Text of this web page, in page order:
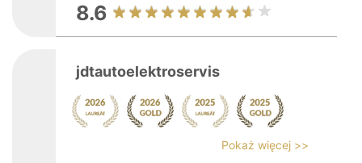
8.6
jdtautoelektroservis
Pokaż więcej >>